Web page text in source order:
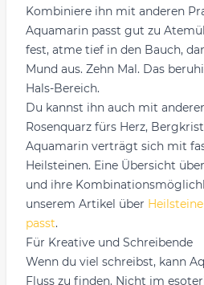
Kombiniere ihn mit anderen
Aquamarin passt gut zu
fest, atme tief in den Bauch,
Mund aus. Zehn Mal. Das
Hals-Bereich.
Du kannst ihn auch mit
Rosenquarz fürs Herz,
Aquamarin verträgt sich mit
Heilsteinen. Eine Übersicht
und ihre
unserem Artikel über
passt.
Für Kreative und Schreibende
Wenn du viel schreibst, kann
Fluss zu finden. Nicht im